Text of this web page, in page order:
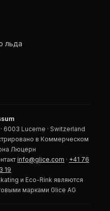
льда
6003 Lucerne · Switzerland
в Коммерческом
Люцерн
info@glice.com · +41 76
19
и Eco-Rink являются
марками Glice AG